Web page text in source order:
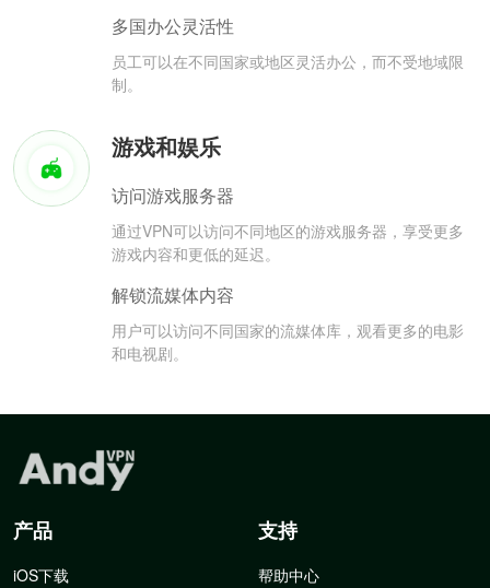
多国办公灵活性
员工可以在不同国家或地区灵活办公，而不受地域限
制。
游戏和娱乐
访问游戏服务器
通过VPN可以访问不同地区的游戏服务器，享受更多
游戏内容和更低的延迟。
解锁流媒体内容
用户可以访问不同国家的流媒体库，观看更多的电影
和电视剧。
产品
iOS下载
支持
帮助中心